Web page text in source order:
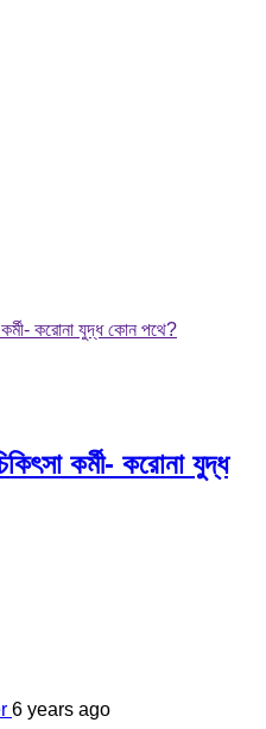
করোনা যুদ্ধ কোন পথে?
কর্মী- করোনা যুদ্ধ
6 years ago